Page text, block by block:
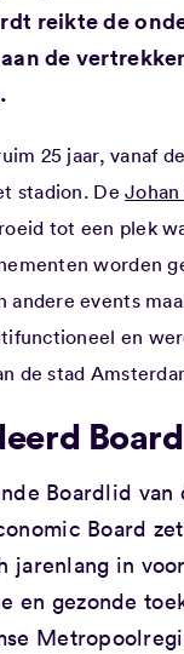
reikte de
de
25 jaar, vanaf
stadion. De
tot een plek
worden
andere events
en
de stad
Boardlid van
Board
jarenlang in
en gezonde